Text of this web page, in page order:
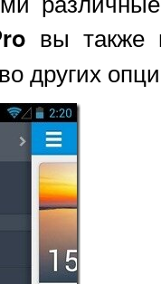
вы также
других